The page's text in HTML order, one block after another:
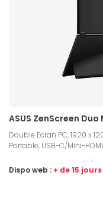
ASUS ZenScreen Duo
Double Ecran PC, 1920 x
Portable, USB-C/Mini-HDMI
Dispo web : + de 15 jours